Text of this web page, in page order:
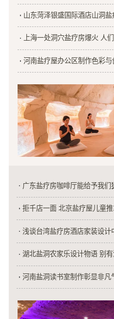
山东菏泽银盛国际酒店山洞
上海一处洞穴盐疗房爆火 人
河南盐疗屋办公区制作色彩
广东盐疗房咖啡厅能给予我
拒千店一面 北京盐疗屋儿童
浅谈台湾盐疗房酒店家装设计
湖北盐洞农家乐设计物语 别
河南盐洞读书室制作彰显非凡